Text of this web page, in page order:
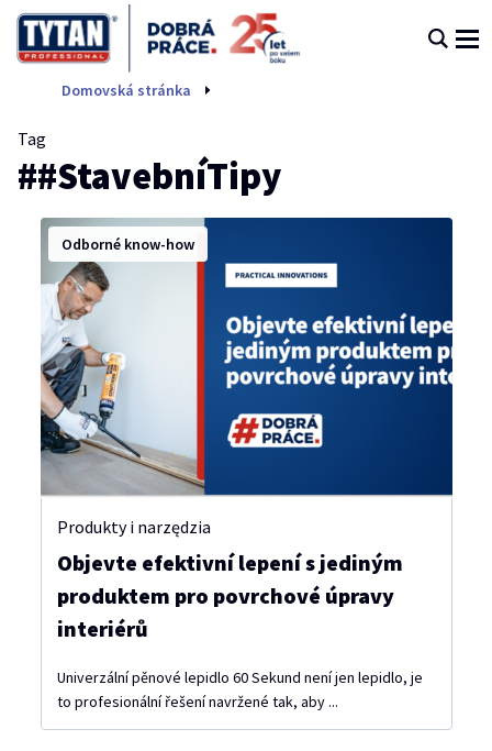
Domovská stránka
Tag
##StavebníTipy
Odborné know-how
Produkty i narzędzia
Objevte efektivní lepení s jediným
produktem pro povrchové úpravy
interiérů
Univerzální pěnové lepidlo 60 Sekund není jen lepidlo, je
to profesionální řešení navržené tak, aby ...